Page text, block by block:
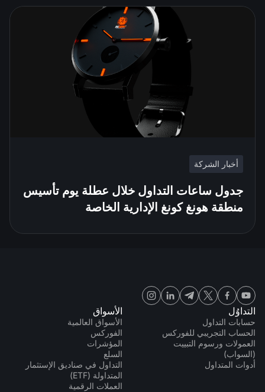
أخبار الشركة
جدول ساعات التداول خلال عطلة يوم تأسيس
منطقة هونغ كونغ الإدارية الخاصة
التداوُل
حسابات التداول
الحساب التجريبي للفوركس
العمولات ورسوم التبييت
(السواب)
أدوات المتداول
الأسواق
الأسواق العالمية
الفوركس
المؤشرات
السلع
التداول في صناديق الإستثمار
المتداولة (ETF)
العملات الرقمية